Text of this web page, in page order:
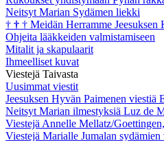
Neitsyt Marian Sydämen liekki
† † † Meidän Herramme Jeesuksen
Ohjeita lääkkeiden valmistamiseen
Mitalit ja skapulaarit
Ihmeelliset kuvat
Viestejä Taivasta
Uusimmat viestit
Jeesuksen Hyvän Paimenen viestiä
Neitsyt Marian ilmestyksiä Luz de
Viestejä Annelle Mellatz/
Viestejä Marialle Jumalan sydämien